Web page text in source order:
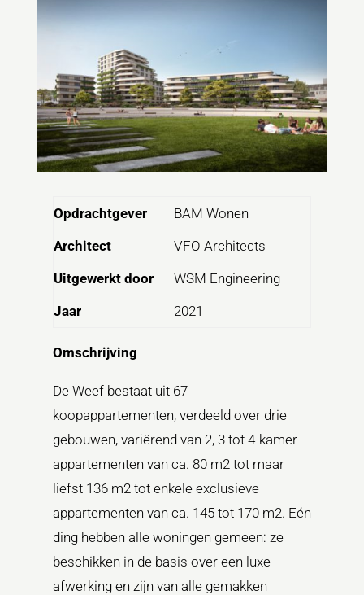
Opdrachtgever
BAM Wonen
Architect
VFO Architects
Uitgewerkt door
WSM Engineering
Jaar
2021
Omschrijving
De Weef bestaat uit 67
koopappartementen, verdeeld over drie
gebouwen, variërend van 2, 3 tot 4-kamer
appartementen van ca. 80 m2 tot maar
liefst 136 m2 tot enkele exclusieve
appartementen van ca. 145 tot 170 m2. Eén
ding hebben alle woningen gemeen: ze
beschikken in de basis over een luxe
afwerking en zijn van alle gemakken